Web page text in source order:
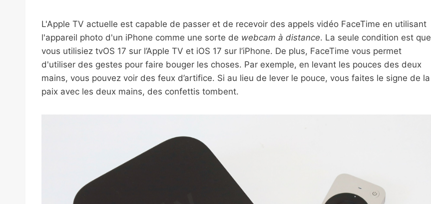
L'Apple TV actuelle est capable de passer et de recevoir des appels vidéo FaceTime en utilisant
l'appareil photo d'un iPhone comme une sorte de webcam à distance. La seule condition est que
vous utilisiez tvOS 17 sur l’Apple TV et iOS 17 sur l’iPhone. De plus, FaceTime vous permet
d'utiliser des gestes pour faire bouger les choses. Par exemple, en levant les pouces des deux
mains, vous pouvez voir des feux d’artifice. Si au lieu de lever le pouce, vous faites le signe de la
paix avec les deux mains, des confettis tombent.